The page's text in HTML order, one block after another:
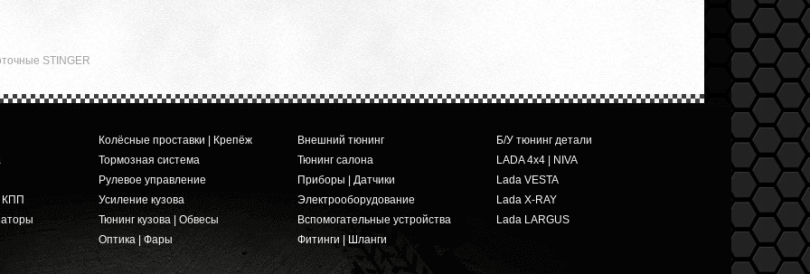
STINGER
КПП
Колёсные проставки | Крепёж
Тормозная система
Рулевое управление
Усиление кузова
Тюнинг кузова | Обвесы
Оптика | Фары
Внешний тюнинг
Тюнинг салона
Приборы | Датчики
Электрооборудование
Вспомогательные устройства
Фитинги | Шланги
Б/У тюнинг детали
LADA 4x4 | NIVA
Lada VESTA
Lada X-RAY
Lada LARGUS